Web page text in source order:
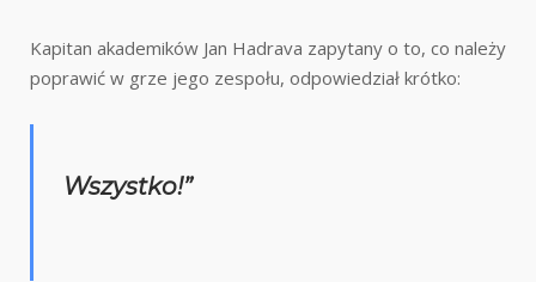
Kapitan akademików Jan Hadrava zapytany o to, co należy
poprawić w grze jego zespołu, odpowiedział krótko:
Wszystko!”